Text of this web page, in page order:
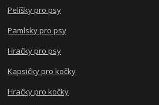
Pelíšky pro psy
Pamlsky pro psy
Hračky pro psy
Kapsičky pro kočky
Hračky pro kočky